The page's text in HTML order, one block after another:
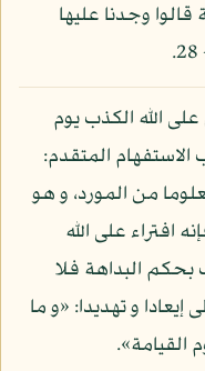
وجدنا عليها
الله الكذب يوم
الاستفهام المتقدم:
من المورد، و هو
افتراء على الله
بحكم البداهة فلا
و تهديدا: «و ما
القيامة».